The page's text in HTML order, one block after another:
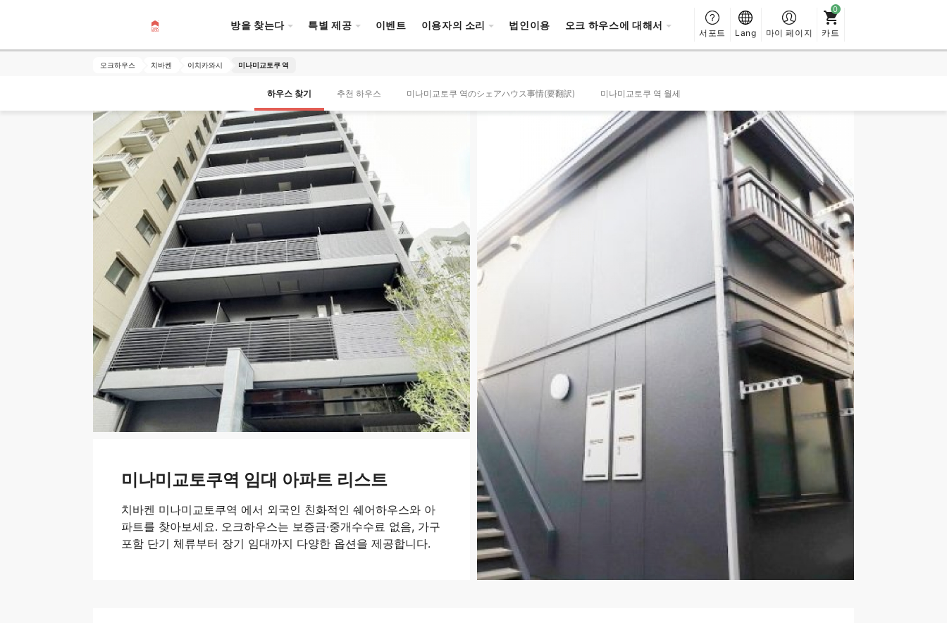
방을 찾는다 특별 제공 이벤트 이용자의 소리 법인이용 오크 하우스에 대해서
서포트 Lang 마이 페이지 카트
오크하우스 치바켄 이치카와시 미나미교토쿠 역
하우스 찾기 추천 하우스 미나미교토쿠 역のシェアハウス事情(要翻訳) 미나미교토쿠 역 월세
미나미교토쿠역 임대 아파트 리스트
치바켄 미나미교토쿠역 에서 외국인 친화적인 쉐어하우스와 아
파트를 찾아보세요. 오크하우스는 보증금·중개수수료 없음, 가구
포함 단기 체류부터 장기 임대까지 다양한 옵션을 제공합니다.